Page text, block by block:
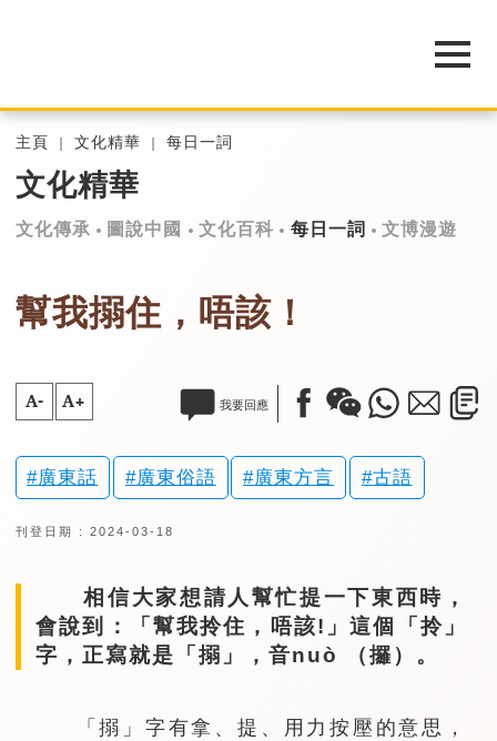
主頁 文化精華 每日一詞
文化精華
文化傳承 圖說中國 文化百科 每日一詞 文博漫遊
幫我搦住，唔該！
A- A+ 我要回應
廣東話 廣東俗語 廣東方言 古語
刊登日期 : 2024-03-18
相信大家想請人幫忙提一下東西時，
會說到：「幫我拎住，唔該!」這個「拎」
字，正寫就是「搦」，音nuò （攞）。
「搦」字有拿、提、用力按壓的意思，